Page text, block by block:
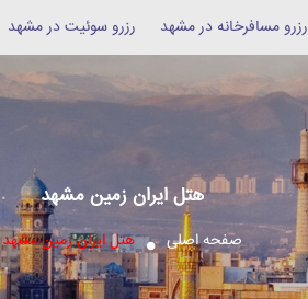
رزرو مسافرخانه در مشهد رزرو سوئیت در مشهد
هتل ایران زمین مشهد
صفحه اصلی هتل ایران زمین مشهد